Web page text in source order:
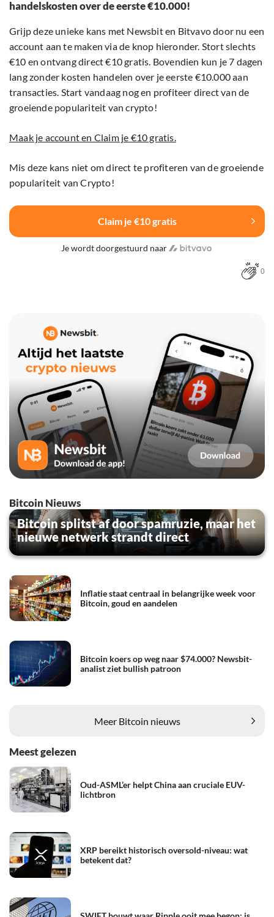
handelskosten over de eerste €10.000!
Grijp deze unieke kans met Newsbit en Bitvavo door nu een
account aan te maken via de knop hieronder. Stort slechts
€10 en ontvang direct €10 gratis. Bovendien kun je 7 dagen
lang zonder kosten handelen over je eerste €10.000 aan
transacties. Start vandaag nog en profiteer direct van de
groeiende populariteit van crypto!
Maak je account en Claim je €10 gratis.
Mis deze kans niet om direct te profiteren van de groeiende
populariteit van Crypto!
Claim je €10 gratis
Je wordt doorgestuurd naar
0
Bitcoin Nieuws
Bitcoin splitst af door spamruzie, maar het
nieuwe netwerk strandt direct
Inflatie staat centraal in belangrijke week voor
Bitcoin, goud en aandelen
Bitcoin koers op weg naar $74.000? Newsbit-
analist ziet bullish patroon
Meer Bitcoin nieuws
Meest gelezen
Oud-ASML’er helpt China aan cruciale EUV-
lichtbron
XRP bereikt historisch oversold-niveau: wat
betekent dat?